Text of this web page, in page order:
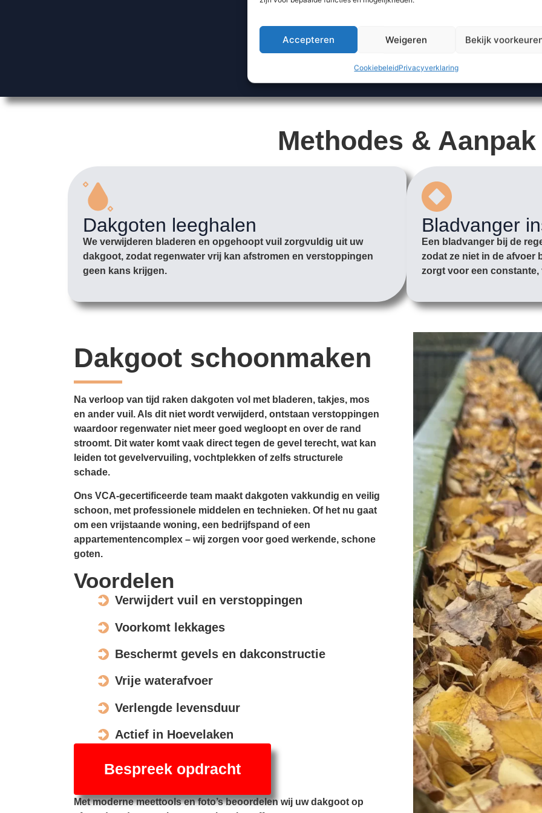
Accepteren Weigeren Bekijk
CookiebeleidPrivacyverklaring
Methodes & Aanpak
Dakgoten leeghalen
We verwijderen bladeren en opgehoopt vuil zorgvuldig uit uw
dakgoot, zodat regenwater vrij kan afstromen en verstoppingen
geen kans krijgen.
Bladvanger
Een bladvanger bij de
zodat ze niet in de afvoer
zorgt voor een constante,
Dakgoot schoonmaken
Na verloop van tijd raken dakgoten vol met bladeren, takjes, mos
en ander vuil. Als dit niet wordt verwijderd, ontstaan verstoppingen
waardoor regenwater niet meer goed wegloopt en over de rand
stroomt. Dit water komt vaak direct tegen de gevel terecht, wat kan
leiden tot gevelvervuiling, vochtplekken of zelfs structurele
schade.
Ons VCA-gecertificeerde team maakt dakgoten vakkundig en veilig
schoon, met professionele middelen en technieken. Of het nu gaat
om een vrijstaande woning, een bedrijfspand of een
appartementencomplex – wij zorgen voor goed werkende, schone
goten.
Voordelen
Verwijdert vuil en verstoppingen
Voorkomt lekkages
Beschermt gevels en dakconstructie
Vrije waterafvoer
Verlengde levensduur
Actief in Hoevelaken
Bespreek opdracht
Met moderne meettools en foto’s beoordelen wij uw dakgoot op